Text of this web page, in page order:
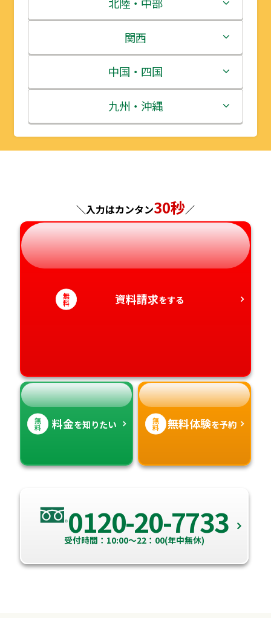
岩手県
宮城県
秋田県
山形県
栃木県
群馬県
埼玉県
千葉県
神奈川県
新潟県
富山県
石川県
福井県
長野県
岐阜県
静岡県
愛知県
関西
三重県
滋賀県
京都府
兵庫県
奈良県
和歌山県
中国・四国
鳥取県
島根県
広島県
山口県
徳島県
香川県
高知県
九州・沖縄
福岡県
長崎県
熊本県
大分県
宮崎県
沖縄県
＼入力はカンタン30秒／
無
料 資料請求をする
無
料 料金を知りたい 無
料 無料体験を予約
0120-20-7733
受付時間：10:00～22：00(年中無休)